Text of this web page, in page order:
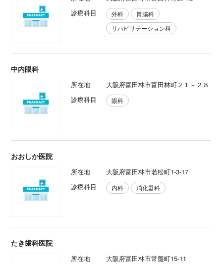
診療科目
外科
胃腸科
リハビリテーション科
中内眼科
所在地
大阪府富田林市富田林町２１－２８
診療科目
眼科
おおしか医院
所在地
大阪府富田林市若松町1-3-17
診療科目
内科 消化器科
たき歯科医院
所在地
大阪府富田林市常盤町15-11